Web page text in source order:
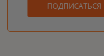
ПОДПИСАТЬСЯ